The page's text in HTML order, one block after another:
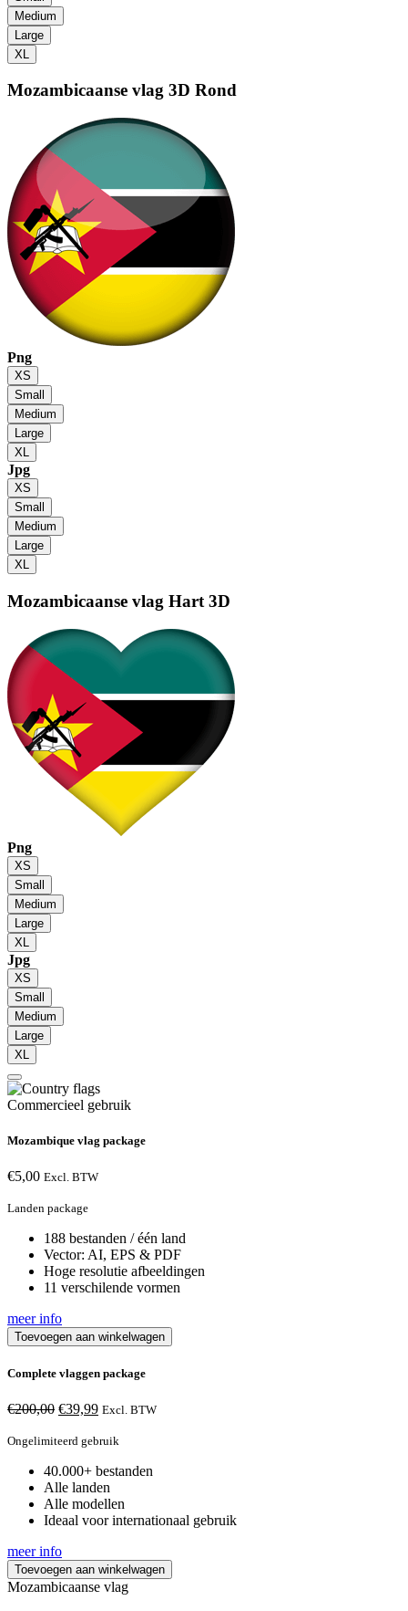
Medium
Large
XL
Mozambicaanse vlag 3D Rond
Png
XS
Small
Medium
Large
XL
Jpg
XS
Small
Medium
Large
XL
Mozambicaanse vlag Hart 3D
Png
XS
Small
Medium
Large
XL
Jpg
XS
Small
Medium
Large
XL
Commercieel gebruik
Mozambique vlag package
€5,00 Excl. BTW
Landen package
188 bestanden / één land
Vector: AI, EPS & PDF
Hoge resolutie afbeeldingen
11 verschilende vormen
meer info
Toevoegen aan winkelwagen
Complete vlaggen package
€200,00 Oorspronkelijke
was:
€39,99Huidige
is:
Excl. BTW
Ongelimiteerd gebruik
40.000+ bestanden
Alle landen
Alle modellen
Ideaal voor internationaal gebruik
meer info
Toevoegen aan winkelwagen
Mozambicaanse vlag